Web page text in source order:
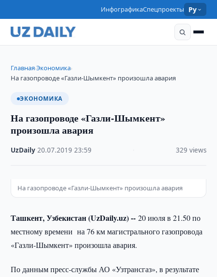
ИнфографикаСпецпроекты Ру
Главная›Экономика›
На газопроводе «Газли-Шымкент» произошла авария
ЭКОНОМИКА
На газопроводе «Газли-Шымкент»
произошла авария
UzDaily ·20.07.2019 ·23:59 329 views
На газопроводе «Газли-Шымкент» произошла авария
Ташкент, Узбекистан (UzDaily.uz) --20 июля в 21.50 по
местному времени на 76 км магистрального газопровода
«Газли-Шымкент» произошла авария.
По данным пресс-службы АО «Узтрансгаз», в результате